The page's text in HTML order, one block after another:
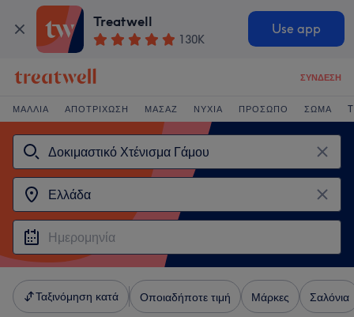
Treatwell
130K
Use app
ΣΎΝΔΕΣΗ
ΜΑΛΛΙΆ ΑΠΟΤΡΊΧΩΣΗ ΜΑΣΆΖ ΝΎΧΙΑ ΠΡΌΣΩΠΟ ΣΏΜΑ
Ταξινόμηση κατά Οποιαδήποτε τιμή Μάρκες Σαλόνια